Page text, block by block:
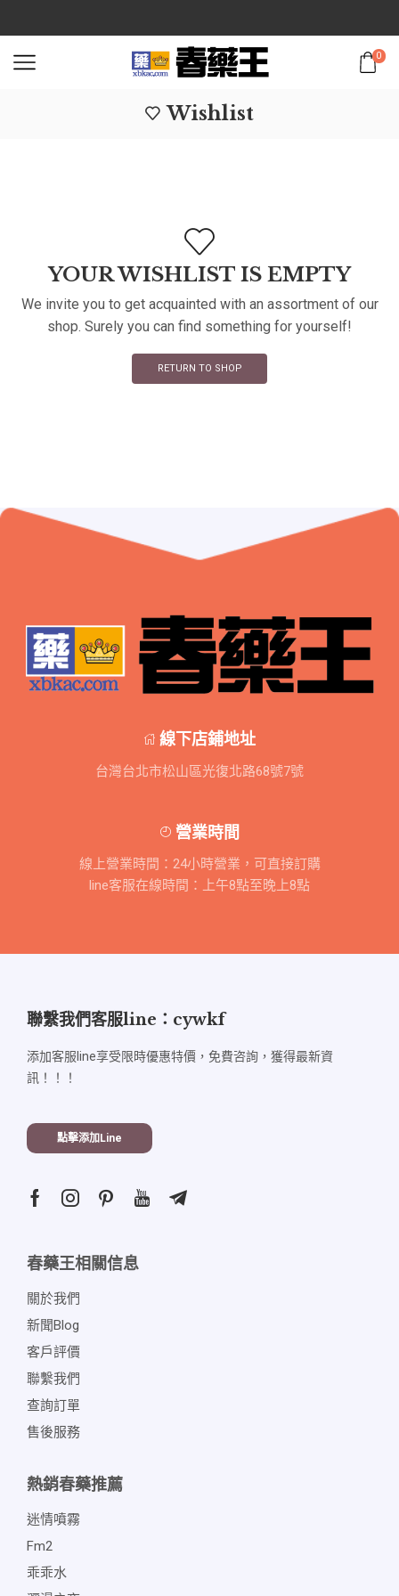
0
Wishlist
YOUR WISHLIST IS EMPTY
We invite you to get acquainted with an assortment of our
shop. Surely you can find something for yourself!
RETURN TO SHOP
線下店鋪地址
台灣台北市松山區光復北路68號7號
營業時間
線上營業時間：24小時營業，可直接訂購
line客服在線時間：上午8點至晚上8點
聯繫我們客服line：cywkf
添加客服line享受限時優惠特價，免費咨詢，獲得最新資
訊！！！
點擊添加line
春藥王相關信息
關於我們
新聞blog
客戶評價
聯繫我們
查詢訂單
售後服務
熱銷春藥推薦
迷情噴霧
Fm2
乖乖水